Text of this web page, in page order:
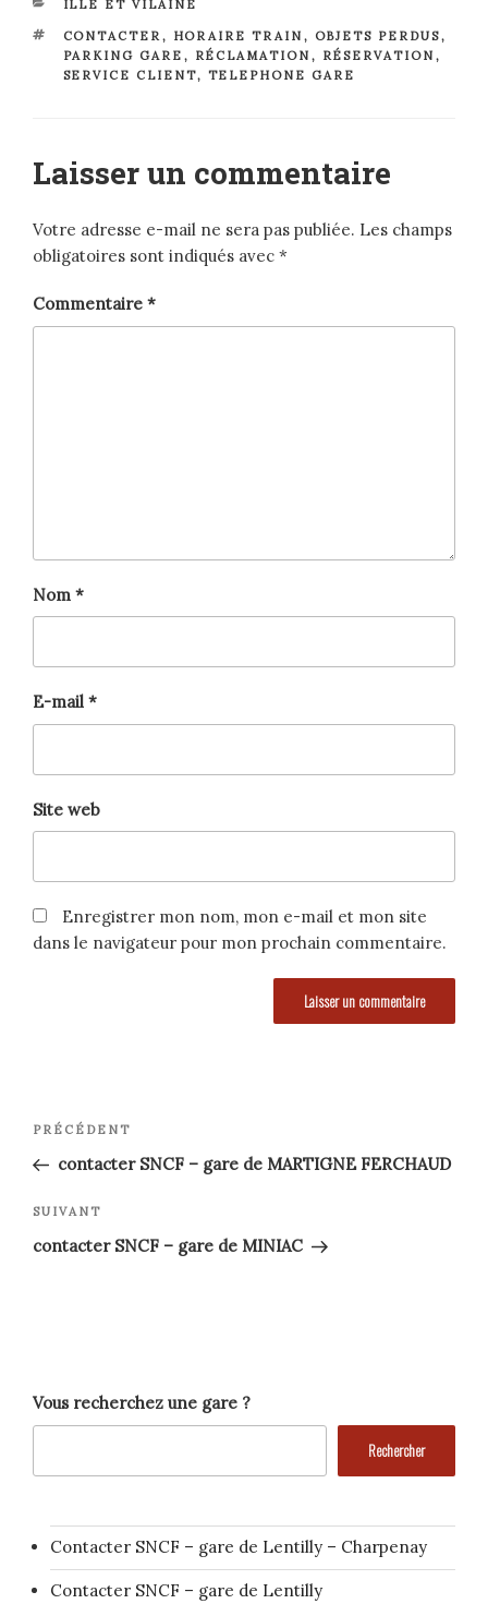
CATÉGORIES
ILLE ET VILAINE
ÉTIQUETTES
CONTACTER, HORAIRE TRAIN , OBJETS PERDUS,
PARKING GARE , RÉCLAMATION , RÉSERVATION ,
SERVICE CLIENT, TELEPHONE GARE
Laisser un commentaire
Votre adresse e-mail ne sera pas publiée. Les champs
obligatoires sont indiqués avec *
Commentaire *
Nom *
E-mail *
Site web
Enregistrer mon nom, mon e-mail et mon site
dans le navigateur pour mon prochain commentaire.
Navigation
de
l’article
Article
précédent
PRÉCÉDENT
contacter SNCF – gare de MARTIGNE FERCHAUD
Article
suivant
SUIVANT
contacter SNCF – gare de MINIAC
Vous recherchez une gare ?
Rechercher
Contacter SNCF – gare de Lentilly – Charpenay
Contacter SNCF – gare de Lentilly